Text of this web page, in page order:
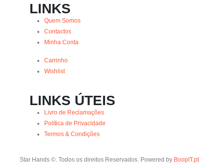
LINKS
Quem Somos
Contactos
Minha Conta
Carrinho
Wishlist
LINKS ÚTEIS
Livro de Reclamações
Política de Privacidade
Termos & Condições
Star Hands ©. Todos os direitos Reservados. Powered by BoopIT.pt